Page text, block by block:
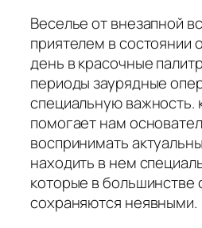
Веселье от внезапной
приятелем в состоянии
день в красочные
периоды заурядные
специальную важность.
помогает нам
воспринимать
находить в нем
которые в большинстве
сохраняются неявными.